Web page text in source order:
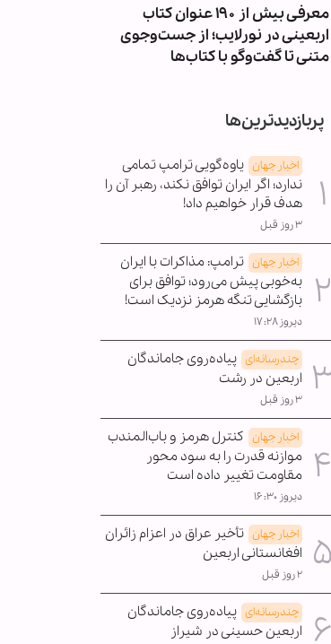
معرفی بیش از ۱۹۰ عنوان کتاب
اربعینی در نورلایب؛ از جست‌وجوی
متنی تا گفت‌وگو با کتاب‌ها
پربازدیدترین‌ها
اخبار جهان یاوه‌گویی ترامپ تمامی
ندارد؛ اگر ایران توافق نکند، رهبر آن را
هدف قرار خواهیم داد!
۳ روز قبل
اخبار جهان ترامپ: مذاکرات با ایران
به‌خوبی پیش می‌رود؛ توافق برای
بازگشایی تنگه هرمز نزدیک است!
دیروز ۱۷:۲۸
چندرسانه‌ای پیاده‌روی جاماندگان
اربعین در رشت
۳ روز قبل
اخبار جهان کنترل هرمز و باب‌المندب
موازنه قدرت را به سود محور
مقاومت تغییر داده است
دیروز ۱۶:۳۰
اخبار جهان تأخیر عراق در اعزام زائران
افغانستانی اربعین
۲ روز قبل
چندرسانه‌ای پیاده‌روی جاماندگان
اربعین حسینی در شیراز